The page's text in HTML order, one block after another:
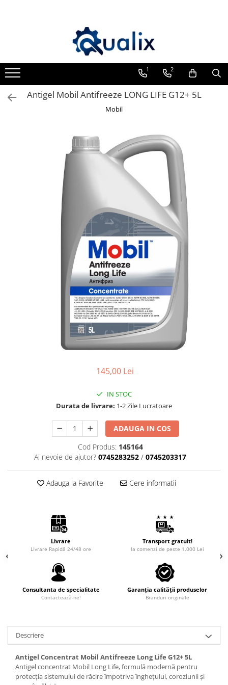
Adblue
Antigel
Solutii Parbriz
Adtitivi combustibil
Soluții de Curățare
Anulatoare eoare LED
Intretinere baterie si sisteme
Intretinere Auto
Chimice Auto
Etansanti Auto
Solutii curatare componente
Spray frane/ambreiaj
Vaseline si Unsori Auto
Cosmetica Auto
Bureti,Lavete,Accesorii
Intretinere exterior
Odorizante Auto
Siguranta Auto
Kituri siguranta
Ulei Motor
1 2
Antigel Mobil Antifreeze LONG LIFE G12+ 5L
Mobil
145,00 Lei
IN STOC
Durata de livrare: 1-2 Zile Lucratoare
ADAUGA IN COS
Cod Produs: 145164
Ai nevoie de ajutor? 0745283252 / 0745203317
Adauga la Favorite Cere informatii
Livrare
Livrare Rapidă 24/48 ore
Transport gratuit!
la comenzi de peste 1.000 Lei
Consultanta de specialitate
Contactează-ne!
Garanția calității produselor
Branduri originale
Descriere
Antigel Concentrat Mobil Antifreeze Long Life G12+ 5L
Antigel concentrat Mobil Long Life, formulă modernă pentru
protecția sistemului de răcire împotriva înghețului, coroziunii și